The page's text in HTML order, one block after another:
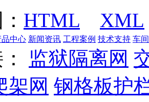
HTML XML
品中心 新闻资讯 工程案例 技术支持 车
监狱隔离网
架网 钢格板护